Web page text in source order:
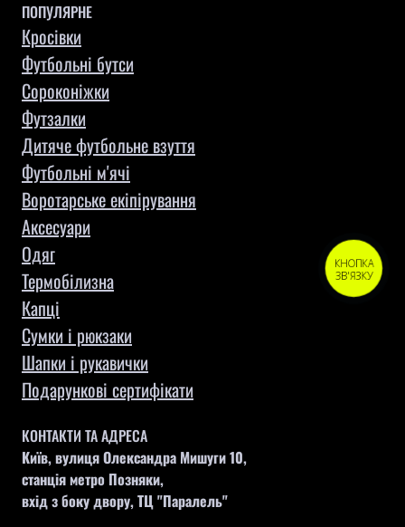
ПОПУЛЯРНЕ
Кросівки
Футбольні бутси
Сороконіжки
Футзалки
Дитяче футбольне взуття
Футбольні м'ячі
Воротарське екіпірування
Aксесуари
Одяг
Термобілизна
Капці
Сумки і рюкзаки
Шапки і рукавички
Подарункові сертифікати
КОНТАКТИ ТА АДРЕСА
Київ, вулиця Олександра Мишуги 10,
станція метро Позняки,
вхід з боку двору, ТЦ "Паралель"
КНОПКА
ЗВ'ЯЗКУ